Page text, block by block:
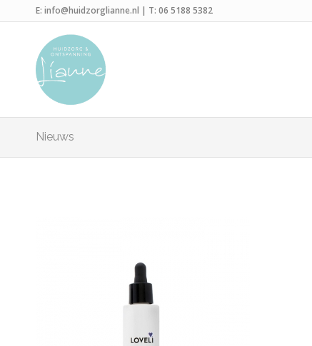
E: info@huidzorglianne.nl | T: 06 5188 5382
Nieuws